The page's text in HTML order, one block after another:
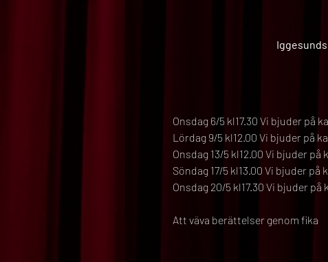
Onsdag 6/5 kl17.30 Vi bjuder på
Lördag 9/5 kl12.00 Vi bjuder på
Onsdag 13/5 kl12.00 Vi bjuder
Söndag 17/5 kl13.00 Vi bjuder på
Onsdag 20/5 kl17.30 Vi bjuder på
Att väva berättelser genom fika